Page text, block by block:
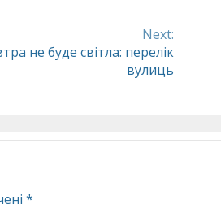
Next:
не буде світла: перелік
вулиць
*